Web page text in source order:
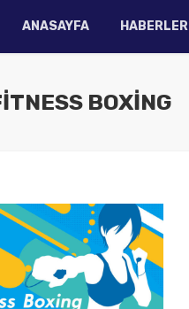
ANASAYFA HABERLER
BOXING